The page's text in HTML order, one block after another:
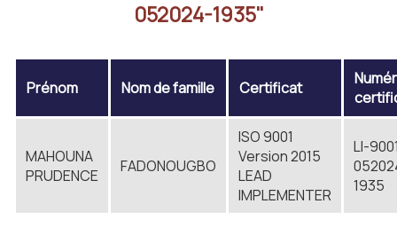
052024-1935"
Prénom Nom de famille Certificat
MAHOUNA
PRUDENCE
FADONOUGBO
ISO 9001
Version 2015
LEAD
IMPLEMENTER
LI-
1935